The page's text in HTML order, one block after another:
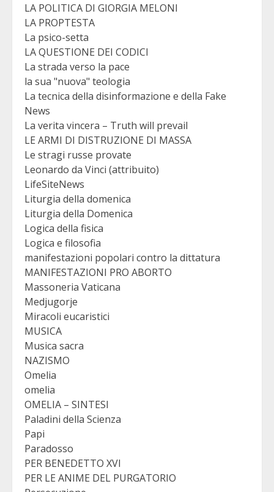
LA POLITICA DI GIORGIA MELONI
LA PROPTESTA
La psico-setta
LA QUESTIONE DEI CODICI
La strada verso la pace
la sua "nuova" teologia
La tecnica della disinformazione e della Fake
News
La verita vincera – Truth will prevail
LE ARMI DI DISTRUZIONE DI MASSA
Le stragi russe provate
Leonardo da Vinci (attribuito)
LifeSiteNews
Liturgia della domenica
Liturgia della Domenica
Logica della fisica
Logica e filosofia
manifestazioni popolari contro la dittatura
MANIFESTAZIONI PRO ABORTO
Massoneria Vaticana
Medjugorje
Miracoli eucaristici
MUSICA
Musica sacra
NAZISMO
Omelia
omelia
OMELIA – SINTESI
Paladini della Scienza
Papi
Paradosso
PER BENEDETTO XVI
PER LE ANIME DEL PURGATORIO